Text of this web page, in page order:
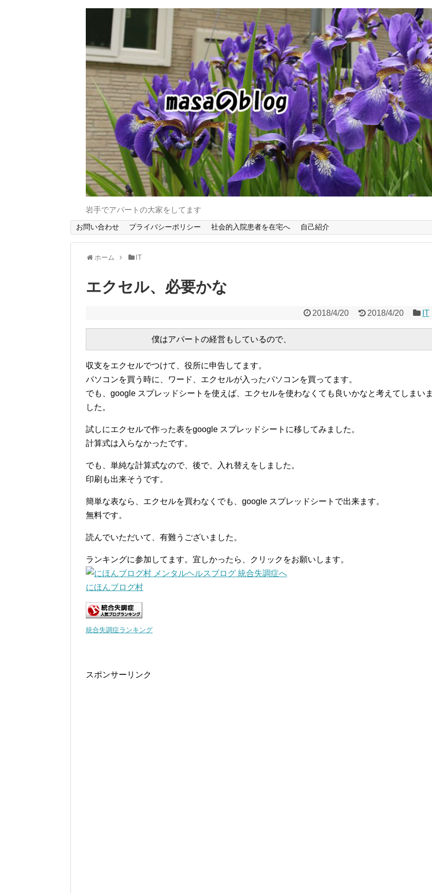
岩手でアパートの大家をしてます
お問い合わせ プライバシーポリシー 社会的入院患者を在宅へ 自己紹介
ホーム IT
エクセル、必要かな
2018/4/20 2018/4/20 IT
収支をエクセルでつけて、役所に申告してます。
パソコンを買う時に、ワード、エクセルが入ったパソコンを買ってます。
でも、google スプレッドシートを使えば、エクセルを使わなくても良いかなと考えてしまいま
した。
試しにエクセルで作った表をgoogle スプレッドシートに移してみました。
計算式は入らなかったです。
でも、単純な計算式なので、後で、入れ替えをしました。
印刷も出来そうです。
簡単な表なら、エクセルを買わなくでも、google スプレッドシートで出来ます。
無料です。
読んでいただいて、有難うございました。
ランキングに参加してます。宜しかったら、クリックをお願いします。
にほんブログ村
統合失調症ランキング
スポンサーリンク